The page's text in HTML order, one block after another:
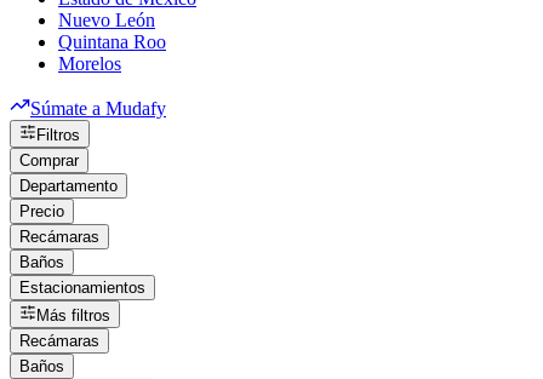
Nuevo León
Quintana Roo
Morelos
Súmate a Mudafy
Filtros
Comprar
Departamento
Precio
Recámaras
Baños
Estacionamientos
Más filtros
Recámaras
Baños